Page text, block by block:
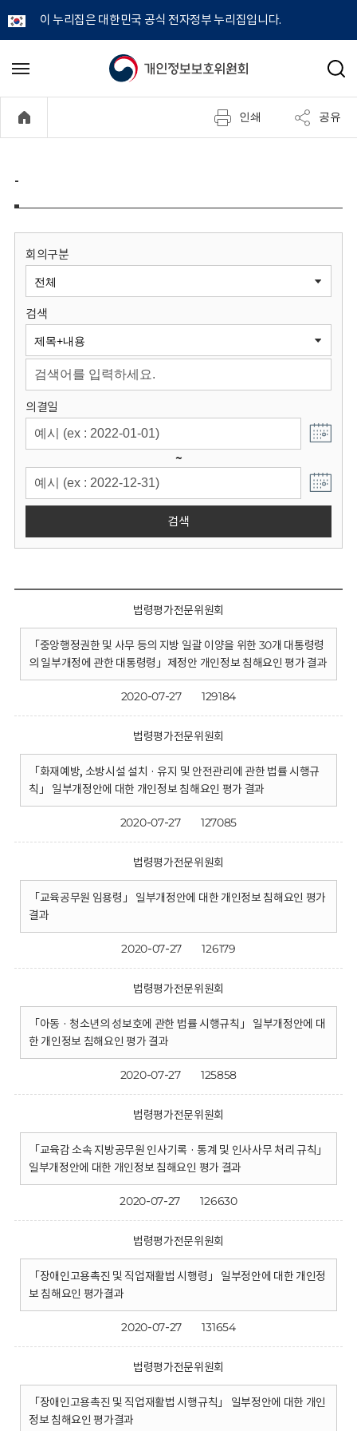
이 누리집은 대한민국 공식 전자정부 누리집입니다.
개
정
보
원
회
메
기
검
인쇄 공유
-
회의구분
검색
의결일
~
검색
법령평가전문위원회
「중앙행정권한 및 사무 등의 지방 일괄 이양을 위한 30개 대통령령
의 일부개정에 관한 대통령령」제정안 개인정보 침해요인 평가 결과
2020-07-27 129184
법령평가전문위원회
「화재예방, 소방시설 설치 · 유지 및 안전관리에 관한 법률 시행규
칙」 일부개정안에 대한 개인정보 침해요인 평가 결과
2020-07-27 127085
법령평가전문위원회
「교육공무원 임용령」 일부개정안에 대한 개인정보 침해요인 평가
결과
2020-07-27 126179
법령평가전문위원회
「아동 · 청소년의 성보호에 관한 법률 시행규칙」 일부개정안에 대
한 개인정보 침해요인 평가 결과
2020-07-27 125858
법령평가전문위원회
「교육감 소속 지방공무원 인사기록 · 통계 및 인사사무 처리 규칙」
일부개정안에 대한 개인정보 침해요인 평가 결과
2020-07-27 126630
법령평가전문위원회
「장애인고용촉진 및 직업재활법 시행령」 일부정안에 대한 개인정
보 침해요인 평가결과
2020-07-27 131654
법령평가전문위원회
「장애인고용촉진 및 직업재활법 시행규칙」 일부정안에 대한 개인
정보 침해요인 평가결과